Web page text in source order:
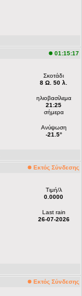
01:15:17
Σκοτάδι
8 Ω. 50 λ.
ηλιοβασίλεμα
21:25
σήμερα
Ανύψωση
-21.5°
Εκτός Σύνδεσης
Τιμή/λ
0.0000
Last rain
26-07-2026
Εκτός Σύνδεσης